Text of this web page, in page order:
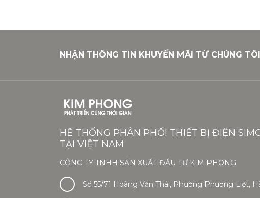
NHẬN THÔNG TIN KHUYẾN MÃI TỪ CHÚNG TÔI
HỆ THỐNG PHÂN PHỐI THIẾT BỊ ĐIỆN
TẠI VIỆT NAM
CÔNG TY TNHH SẢN XUẤT ĐẦU TƯ KIM PHONG
Số 55/71 Hoàng Văn Thái, Phường Phương Liệt,